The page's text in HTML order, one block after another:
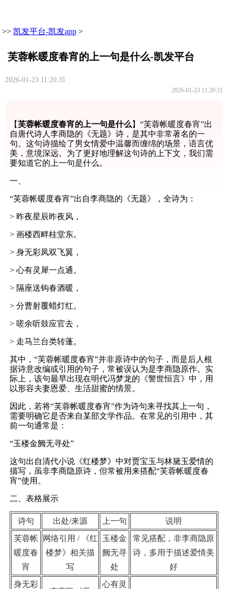
>> 凯发平台-凯发app >
芙蓉帐暖度春宵的上一句是什么-凯发平台
2026-01-23 11:20:31
2026-01-23 11:20:31
【芙蓉帐暖度春宵的上一句是什么 】“芙蓉帐暖度春宵”出
自唐代诗人李商隐的《无题》诗，是其中非常著名的一
句。这句诗描绘了男女情爱中温馨而缠绵的场景，语言优
美，意境深远。为了更好地理解这句诗的上下文，我们需
要知道它的上一句是什么。
一、
“芙蓉帐暖度春宵”出自李商隐的《无题》，全诗为：
> 昨夜星辰昨夜风，
> 画楼西畔桂堂东。
> 身无彩凤双飞翼，
> 心有灵犀一点通。
> 隔座送钩春酒暖，
> 分曹射覆蜡灯红。
> 嗟余听鼓应官去，
> 走马兰台类转蓬。
其中，“芙蓉帐暖度春宵”并非原诗中的句子，而是后人根
据诗意改编或引用的句子，常被误认为是李商隐原作。实
际上，该句最早出现在明代冯梦龙的《警世恒言》中，用
以形容夫妻恩爱、生活甜蜜的情景。
因此，若将“芙蓉帐暖度春宵”作为诗句来寻找其上一句，
需要明确它是否来自某部文学作品。在常见的引用中，其
前一句通常是：
“玉楼金阙无寻处”
这句出自清代小说《红楼梦》中对贾宝玉与林黛玉爱情的
描写，虽非李商隐原诗，但常被用来搭配“芙蓉帐暖度春
宵”使用。
二、表格展示
诗句 出处/来源 上一句
说明
芙蓉帐
暖度春
宵
网络引用 / 《红
楼梦》相关描
写
玉楼金
阙无寻
处
常见搭配，非李商隐原
诗，多用于描述爱情美
好
身无彩
心有灵